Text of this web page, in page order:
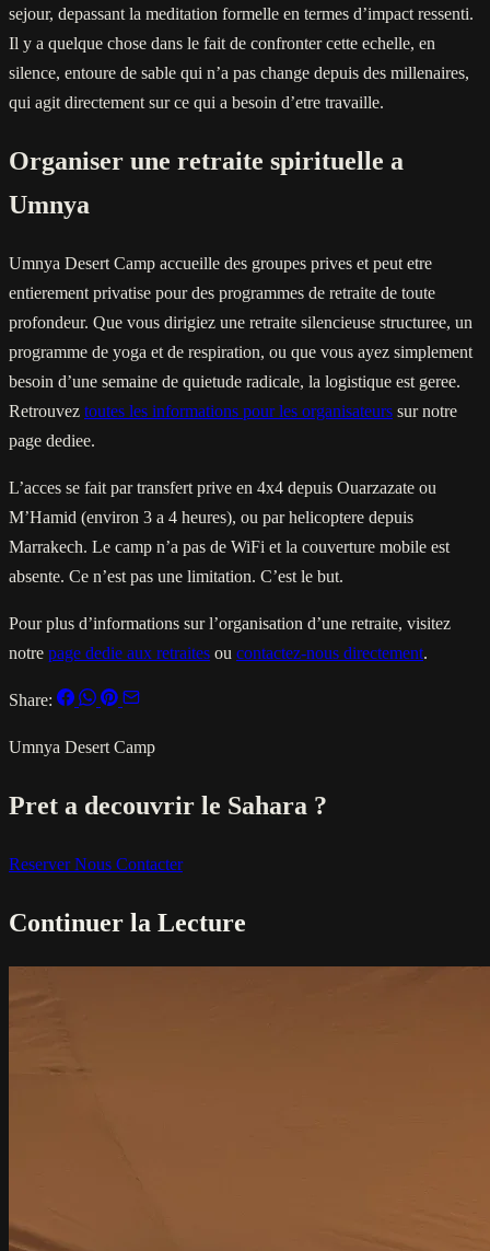
sejour, depassant la meditation formelle en termes d’impact ressenti.
Il y a quelque chose dans le fait de confronter cette echelle, en
silence, entoure de sable qui n’a pas change depuis des millenaires,
qui agit directement sur ce qui a besoin d’etre travaille.
Organiser une retraite spirituelle a
Umnya
Umnya Desert Camp accueille des groupes prives et peut etre
entierement privatise pour des programmes de retraite de toute
profondeur. Que vous dirigiez une retraite silencieuse structuree, un
programme de yoga et de respiration, ou que vous ayez simplement
besoin d’une semaine de quietude radicale, la logistique est geree.
Retrouvez toutes les informations pour les organisateurs sur notre
page dediee.
L’acces se fait par transfert prive en 4x4 depuis Ouarzazate ou
M’Hamid (environ 3 a 4 heures), ou par helicoptere depuis
Marrakech. Le camp n’a pas de WiFi et la couverture mobile est
absente. Ce n’est pas une limitation. C’est le but.
Pour plus d’informations sur l’organisation d’une retraite, visitez
notre page dedie aux retraites ou contactez-nous directement.
Share:
Umnya Desert Camp
Pret a decouvrir le Sahara ?
ReserverNous Contacter
Continuer la Lecture